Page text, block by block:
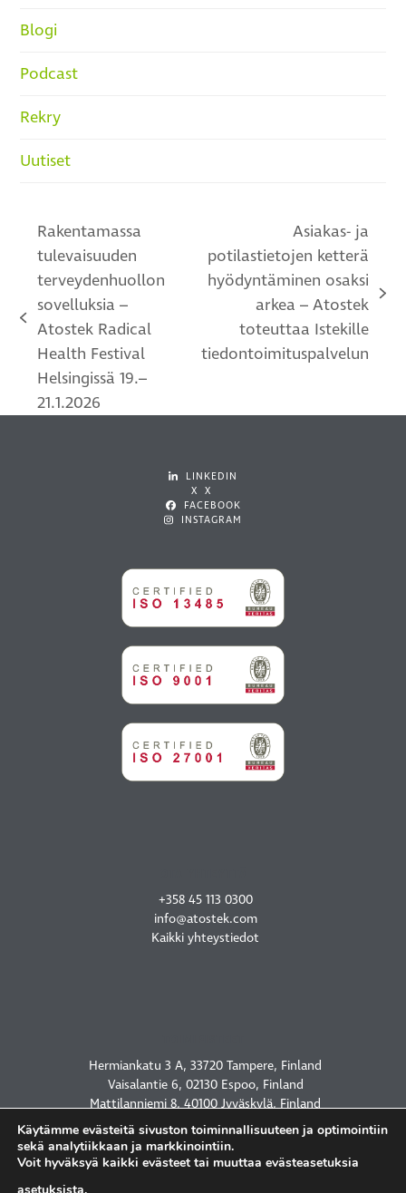
Blogi
Podcast
Rekry
Uutiset
previous
post:
Rakentamassa
tulevaisuuden
terveydenhuollon
sovelluksia –
Atostek Radical
Health Festival
Helsingissä 19.–
21.1.2026
Asiakas- ja
potilastietojen ketterä
hyödyntäminen osaksi
arkea – Atostek
toteuttaa Istekille
tiedontoimituspalvelun
LINKEDIN
X X
FACEBOOK
INSTAGRAM
+358 45 113 0300
info@atostek.com
Kaikki yhteystiedot
Hermiankatu 3 A, 33720 Tampere, Finland
Vaisalantie 6, 02130 Espoo, Finland
Mattilanniemi 8, 40100 Jyväskylä, Finland
2450 Holcombe Blvd, Houston, TX 77021, USA
Käytämme evästeitä sivuston toiminnallisuuteen ja optimointiin
sekä analytiikkaan ja markkinointiin.
Voit hyväksyä kaikki evästeet tai muuttaa evästeasetuksia
asetuksista.